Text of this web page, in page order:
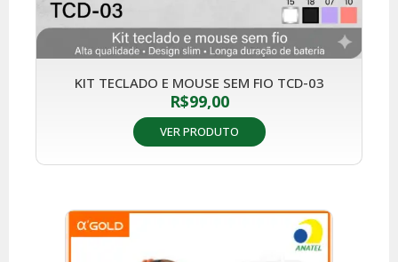
KIT TECLADO E MOUSE SEM FIO TCD-03
R$99,00
VER PRODUTO